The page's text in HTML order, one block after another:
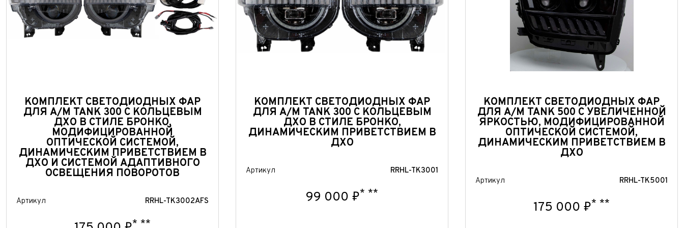
КОМПЛЕКТ СВЕТОДИОДНЫХ ФАР
ДЛЯ А/М TANK 300 С КОЛЬЦЕВЫМ
ДХО В СТИЛЕ БРОНКО,
МОДИФИЦИРОВАННОЙ
ОПТИЧЕСКОЙ СИСТЕМОЙ,
ДИНАМИЧЕСКИМ ПРИВЕТСТВИЕМ В
ДХО И СИСТЕМОЙ АДАПТИВНОГО
ОСВЕЩЕНИЯ ПОВОРОТОВ
Артикул RRHL-TK3002AFS
* **
КОМПЛЕКТ СВЕТОДИОДНЫХ ФАР
ДЛЯ А/М TANK 300 С КОЛЬЦЕВЫМ
ДХО В СТИЛЕ БРОНКО,
ДИНАМИЧЕСКИМ ПРИВЕТСТВИЕМ В
ДХО
Артикул RRHL-TK3001
99 000 ₽* **
КОМПЛЕКТ СВЕТОДИОДНЫХ ФАР
ДЛЯ А/М TANK 500 С УВЕЛИЧЕННОЙ
ЯРКОСТЬЮ, МОДИФИЦИРОВАННОЙ
ОПТИЧЕСКОЙ СИСТЕМОЙ,
ДИНАМИЧЕСКИМ ПРИВЕТСТВИЕМ В
ДХО
Артикул RRHL-TK5001
175 000 ₽* **